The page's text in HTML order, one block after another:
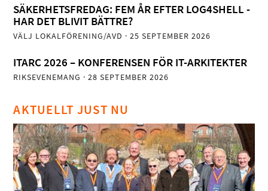
SÄKERHETSFREDAG: FEM ÅR EFTER LOG4SHELL -
HAR DET BLIVIT BÄTTRE?
VÄLJ LOKALFÖRENING/AVD · 25 SEPTEMBER 2026
ITARC 2026 – KONFERENSEN FÖR IT-ARKITEKTER
RIKSEVENEMANG · 28 SEPTEMBER 2026
AKTUELLT JUST NU